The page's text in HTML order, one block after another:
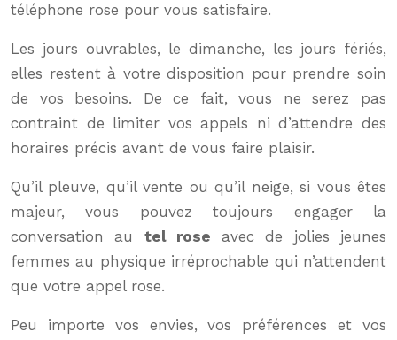
téléphone rose pour vous satisfaire.
Les jours ouvrables, le dimanche, les jours fériés,
elles restent à votre disposition pour prendre soin
de vos besoins. De ce fait, vous ne serez pas
contraint de limiter vos appels ni d’attendre des
horaires précis avant de vous faire plaisir.
Qu’il pleuve, qu’il vente ou qu’il neige, si vous êtes
majeur, vous pouvez toujours engager la
conversation au tel rose avec de jolies jeunes
femmes au physique irréprochable qui n’attendent
que votre appel rose.
Peu importe vos envies, vos préférences et vos